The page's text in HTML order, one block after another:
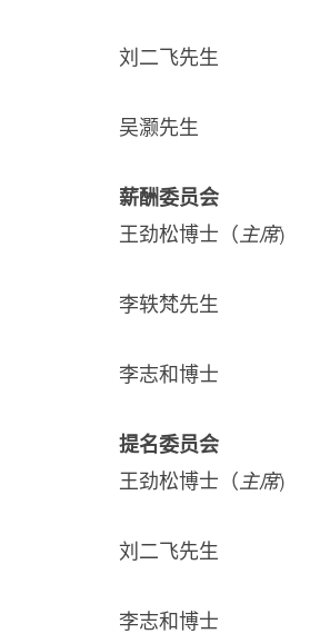
刘二飞先生
吴灏先生
薪酬委员会
王劲松博士（主席)
李轶梵先生
李志和博士
提名委员会
王劲松博士（主席)
刘二飞先生
李志和博士